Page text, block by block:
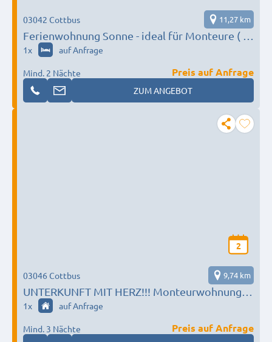
Ferienwohnung Sonne - ideal für Monteure ( 1
Person ,Mo-Fr )
03042 Cottbus 11,27 km
1x auf Anfrage
Mind. 2 Nächte
Preis auf Anfrage
ZUM ANGEBOT
2
UNTERKUNFT MIT HERZ!!! Monteurwohnung
von 36m2 -180m2 langfristig mietbar!
03046 Cottbus 9,74 km
1x auf Anfrage
Mind. 3 Nächte
Preis auf Anfrage